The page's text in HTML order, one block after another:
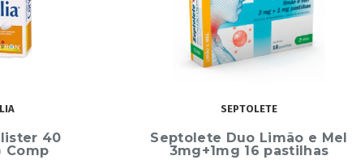
e Mel
HERBY
Herby Rebuçados Sem Açúcar
Sabugueiro 60g